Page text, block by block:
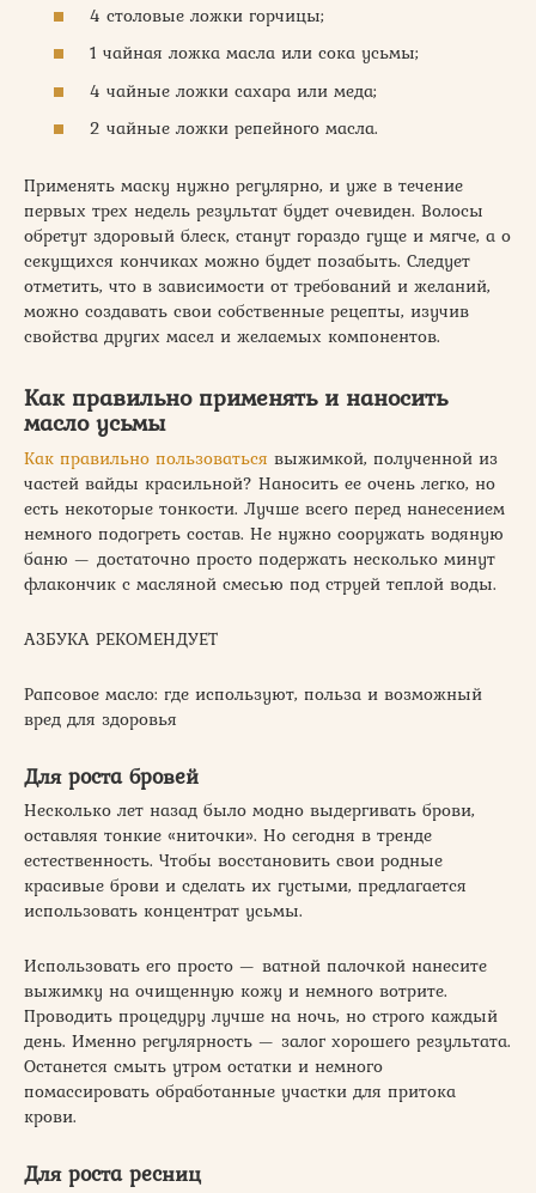
4 столовые ложки горчицы;
1 чайная ложка масла или сока усьмы;
4 чайные ложки сахара или меда;
2 чайные ложки репейного масла.
Применять маску нужно регулярно, и уже в течение
первых трех недель результат будет очевиден. Волосы
обретут здоровый блеск, станут гораздо гуще и мягче, а о
секущихся кончиках можно будет позабыть. Следует
отметить, что в зависимости от требований и желаний,
можно создавать свои собственные рецепты, изучив
свойства других масел и желаемых компонентов.
Как правильно применять и наносить
масло усьмы
Как правильно пользоваться выжимкой, полученной из
частей вайды красильной? Наносить ее очень легко, но
есть некоторые тонкости. Лучше всего перед нанесением
немного подогреть состав. Не нужно сооружать водяную
баню — достаточно просто подержать несколько минут
флакончик с масляной смесью под струей теплой воды.
АЗБУКА РЕКОМЕНДУЕТ
Рапсовое масло: где используют, польза и возможный
вред для здоровья
Для роста бровей
Несколько лет назад было модно выдергивать брови,
оставляя тонкие «ниточки». Но сегодня в тренде
естественность. Чтобы восстановить свои родные
красивые брови и сделать их густыми, предлагается
использовать концентрат усьмы.
Использовать его просто — ватной палочкой нанесите
выжимку на очищенную кожу и немного вотрите.
Проводить процедуру лучше на ночь, но строго каждый
день. Именно регулярность — залог хорошего результата.
Останется смыть утром остатки и немного
помассировать обработанные участки для притока
крови.
Для роста ресниц